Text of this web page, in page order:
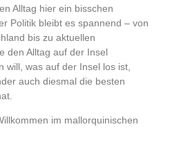
Alltag hier ein bisschen
Politik bleibt es spannend – von
bis zu aktuellen
den Alltag auf der Insel
will, was auf der Insel los ist,
auch diesmal die besten
im mallorquinischen